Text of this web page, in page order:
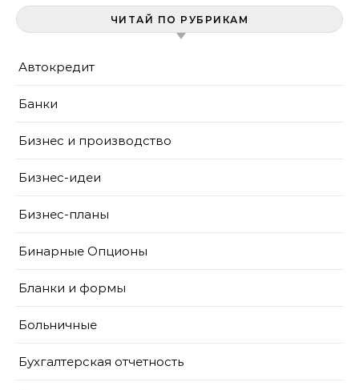
ЧИТАЙ ПО РУБРИКАМ
Автокредит
Банки
Бизнес и производство
Бизнес-идеи
Бизнес-планы
Бинарные Опционы
Бланки и формы
Больничные
Бухгалтерская отчетность